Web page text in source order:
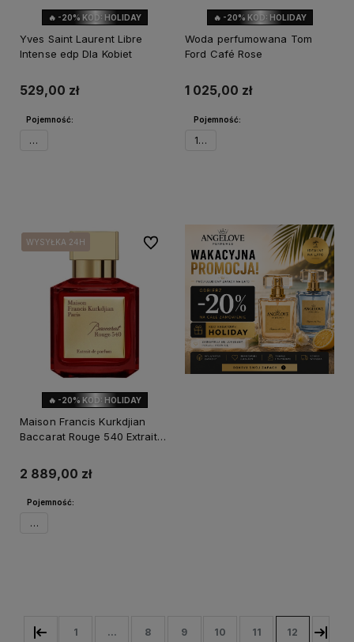
🔥 -20% KOD: HOLIDAY
Yves Saint Laurent Libre
Intense edp Dla Kobiet
529,00 zł
Pojemność:
50ml
🔥 -20% KOD: HOLIDAY
Woda perfumowana Tom
Ford Café Rose
1 025,00 zł
Pojemność:
100ml
🔥 -20% KOD: HOLIDAY
WYSYŁKA 24H
WYSYŁKA 24H
Maison Francis Kurkdjian
Baccarat Rouge 540 Extrait
2 889,00 zł
Pojemność:
70ml
Do ulubionych
1 ... 8 9 10 11 12